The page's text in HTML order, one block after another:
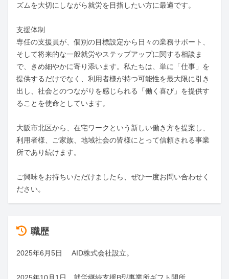
ズムを大切にしながら就労を目指したい方に最適です。
支援体制
専任の支援員が、個別の目標設定から日々の業務サポート、
そして将来的な一般就労やステップアップに関する相談ま
で、きめ細やかに寄り添います。私たちは、単に「仕事」を
提供するだけでなく、利用者様が持つ可能性を最大限に引き
出し、社会とのつながりを感じられる「働く喜び」を提供す
ることを使命としています。
大阪市北区から、在宅ワークという新しい働き方を提案し、
利用者様、ご家族、地域社会の皆様にとって信頼される事業
所であり続けます。
ご興味をお持ちいただけましたら、ぜひ一度お問い合わせく
ださい。
職歴
2025年6月5日 　AID株式会社設立。